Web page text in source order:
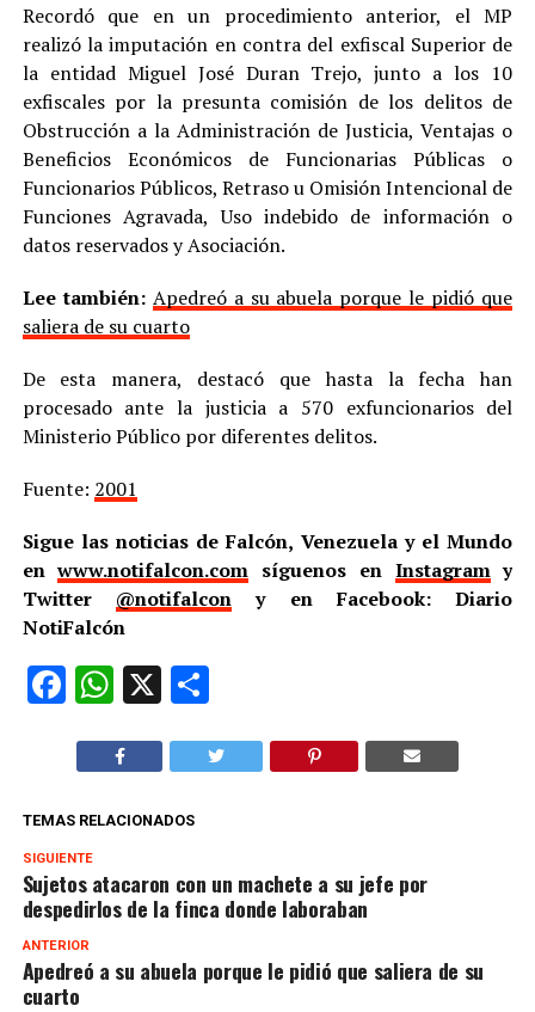
Recordó que en un procedimiento anterior, el MP
realizó la imputación en contra del exfiscal Superior de
la entidad Miguel José Duran Trejo, junto a los 10
exfiscales por la presunta comisión de los delitos de
Obstrucción a la Administración de Justicia, Ventajas o
Beneficios Económicos de Funcionarias Públicas o
Funcionarios Públicos, Retraso u Omisión Intencional de
Funciones Agravada, Uso indebido de información o
datos reservados y Asociación.
Lee también: Apedreó a su abuela porque le pidió que
saliera de su cuarto
De esta manera, destacó que hasta la fecha han
procesado ante la justicia a 570 exfuncionarios del
Ministerio Público por diferentes delitos.
Fuente: 2001
Sigue las noticias de Falcón, Venezuela y el Mundo
enwww.notifalcon.com síguenos en Instagramy
Twitter @notifalcon y en Facebook: Diario
NotiFalcón
Facebook
WhatsApp
X Compartir
TEMAS RELACIONADOS
SIGUIENTE
Sujetos atacaron con un machete a su jefe por
despedirlos de la finca donde laboraban
ANTERIOR
Apedreó a su abuela porque le pidió que saliera de su
cuarto